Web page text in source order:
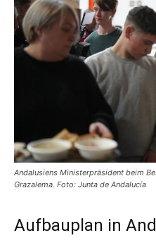
Andalusiens Ministerpräsident beim
Grazalema. Foto: Junta de Andalucía
Aufbauplan in